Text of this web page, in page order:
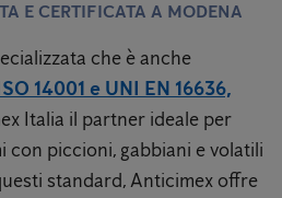
E CERTIFICATA A MODENA
che è anche
14001 e UNI EN 16636,
Italia il partner ideale per
con piccioni, gabbiani e volatili
standard, Anticimex offre